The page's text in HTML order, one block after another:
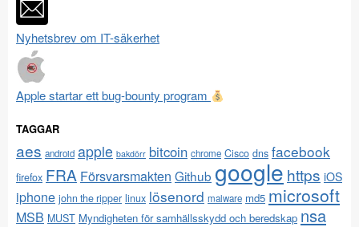
Nyhetsbrev om IT-säkerhet
Apple startar ett bug-bounty program
TAGGAR
aes android apple bakdörr bitcoin chrome Cisco dns facebook
firefox FRA Försvarsmakten Github google https iOS
iphone john the ripper linux lösenord malware md5 microsoft
MSB MUST Myndigheten för samhällsskydd och beredskap nsa